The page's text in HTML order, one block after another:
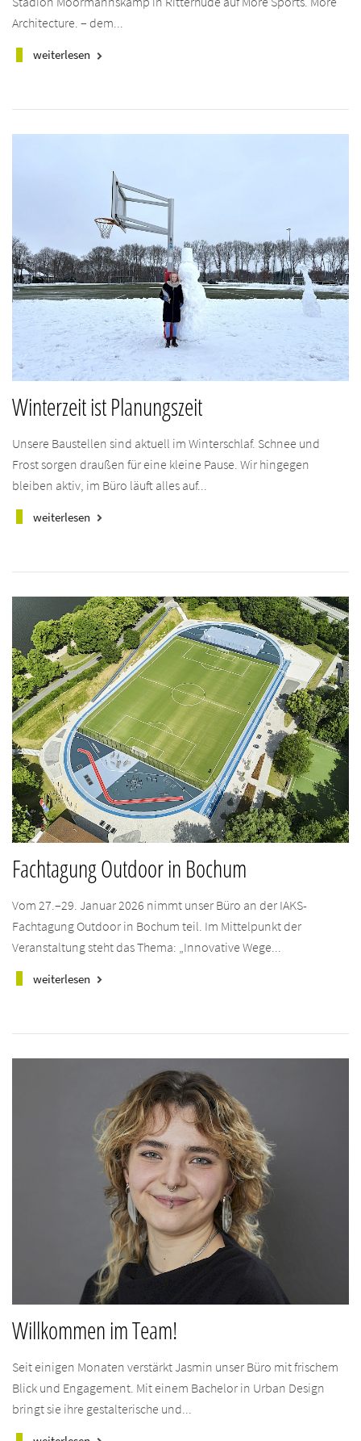
Architecture. – dem...
weiterlesen keyboard_arrow_right
Winterzeit ist Planungszeit
Unsere Baustellen sind aktuell im Winterschlaf. Schnee und
Frost sorgen draußen für eine kleine Pause. Wir hingegen
bleiben aktiv, im Büro läuft alles auf...
weiterlesen keyboard_arrow_right
Fachtagung Outdoor in Bochum
Vom 27.–29. Januar 2026 nimmt unser Büro an der IAKS-
Fachtagung Outdoor in Bochum teil. Im Mittelpunkt der
Veranstaltung steht das Thema: „Innovative Wege...
weiterlesen keyboard_arrow_right
Willkommen im Team!
Seit einigen Monaten verstärkt Jasmin unser Büro mit frischem
Blick und Engagement. Mit einem Bachelor in Urban Design
bringt sie ihre gestalterische und...